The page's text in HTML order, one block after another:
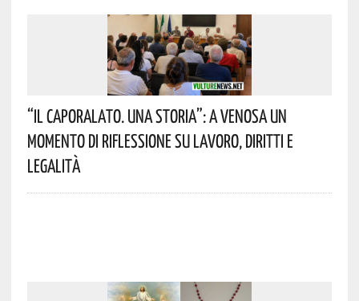
“Il Caporalato. Una Storia”: A Venosa Un
Momento Di Riflessione Su Lavoro, Diritti E
Legalità